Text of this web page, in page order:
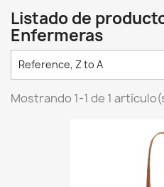
Listado de
Enfermeras
Reference, Z to A
Mostrando 1-1 de 1